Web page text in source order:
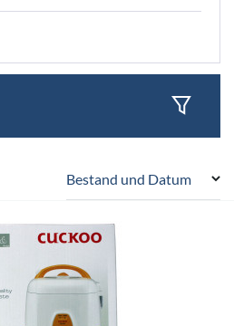
Bestand und Datum